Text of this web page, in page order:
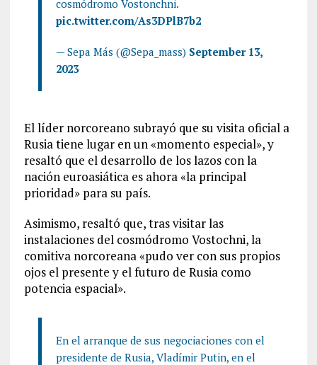
cosmódromo Vostonchni.
pic.twitter.com/As3DPlB7b2
— Sepa Más (@Sepa_mass) September 13,
2023
El líder norcoreano subrayó que su visita oficial a
Rusia tiene lugar en un «momento especial», y
resaltó que el desarrollo de los lazos con la
nación euroasiática es ahora «la principal
prioridad» para su país.
Asimismo, resaltó que, tras visitar las
instalaciones del cosmódromo Vostochni, la
comitiva norcoreana «pudo ver con sus propios
ojos el presente y el futuro de Rusia como
potencia espacial».
En el arranque de sus negociaciones con el
presidente de Rusia, Vladímir Putin, en el